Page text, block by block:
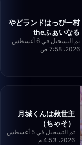
やどランドはっぴー村
theふぁいなる
تم التسجيل في 6 أغسطس
2026، 7:58 ص
月城くんは救世主
（ちゃそ）
تم التسجيل في 5 أغسطس
2026، 4:53 م